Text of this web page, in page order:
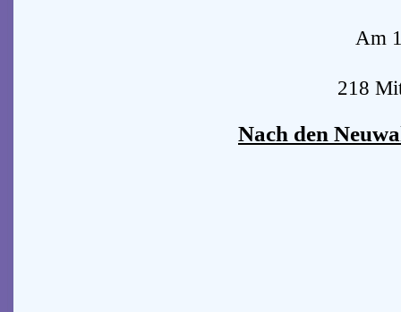
Am
218
Nach den